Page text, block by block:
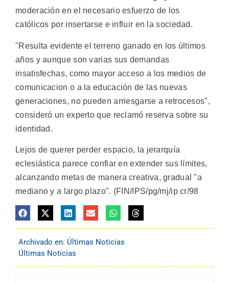
moderación en el necesario esfuerzo de los
católicos por insertarse e influir en la sociedad.
"Resulta evidente el terreno ganado en los últimos
años y aunque son varias sus demandas
insatisfechas, como mayor acceso a los medios de
comunicacion o a la educación de las nuevas
generaciones, no pueden arriesgarse a retrocesos",
consideró un experto que reclamó reserva sobre su
identidad.
Lejos de querer perder espacio, la jerarquía
eclesiástica parece confiar en extender sus límites,
alcanzando metas de manera creativa, gradual "a
mediano y a largo plazo". (FIN/IPS/pg/mj/ip cr/98
Archivado en: Últimas Noticias
Últimas Noticias